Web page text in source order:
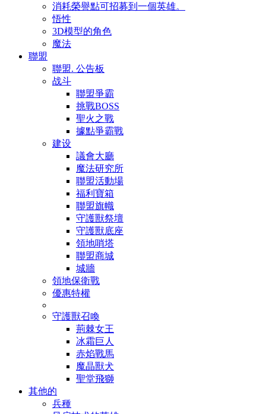
消耗榮譽點可招募到一個英雄。
悟性
3D模型的角色
魔法
聯盟
聯盟. 公告板
战斗
聯盟爭霸
挑戰BOSS
聖火之戰
據點爭霸戰
建设
議會大廳
魔法研究所
聯盟活動場
福利寶箱
聯盟旗幟
守護獸祭壇
守護獸底座
領地哨塔
聯盟商城
城牆
領地保衛戰
優惠特權
守護獸召喚
荊棘女王
冰霜巨人
赤焰戰馬
魔晶獸犬
聖堂飛獅
其他的
兵種